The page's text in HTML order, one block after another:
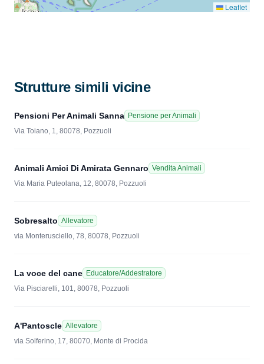
Leaflet
Strutture simili vicine
Pensioni Per Animali Sanna Pensione per Animali
Via Toiano, 1, 80078, Pozzuoli
Animali Amici Di Amirata Gennaro Vendita Animali
Via Maria Puteolana, 12, 80078, Pozzuoli
Sobresalto Allevatore
via Monterusciello, 78, 80078, Pozzuoli
La voce del cane Educatore/Addestratore
Via Pisciarelli, 101, 80078, Pozzuoli
A'Pantoscle Allevatore
via Solferino, 17, 80070, Monte di Procida